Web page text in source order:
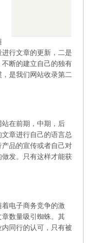
行文章的更新，二是
断的建立自己的独有
是我们网站收录第二
在前期，中期，后
章进行自己的语言总
品的宣传或者自己对
发。只有这样才能获
电子商务竞争的激
数量吸引蜘蛛。其
同行的认可，只有被